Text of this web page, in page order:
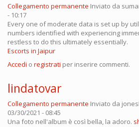
Collegamento permanente Inviato da
- 10:17
Every one of moderate data is set up by
numbers identified with experiencing
restless to do this ultimately essentially.
Escorts in Jaipur
Accedi o registrati per inserire commenti.
lindatovar
Collegamento permanente Inviato da
03/30/2021 - 08:45
Una foto nell'album è così bella, la adoro.